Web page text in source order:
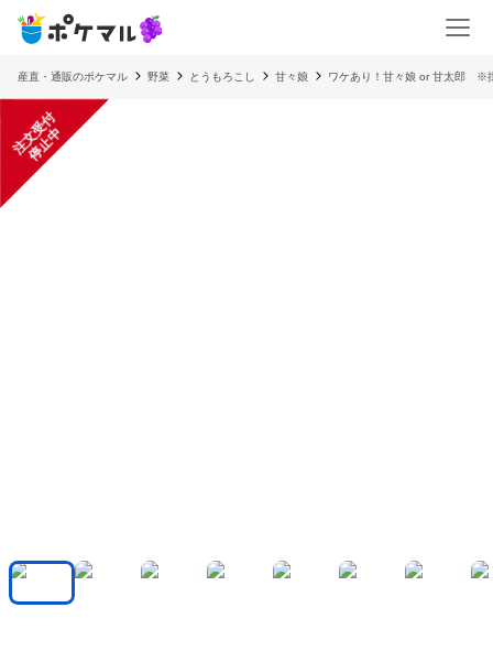
産直・通販のポケマル 野菜 とうもろこし 甘々娘 ワケあり！甘々娘 or 甘太郎 ※
注
文
受
付
停
止
中